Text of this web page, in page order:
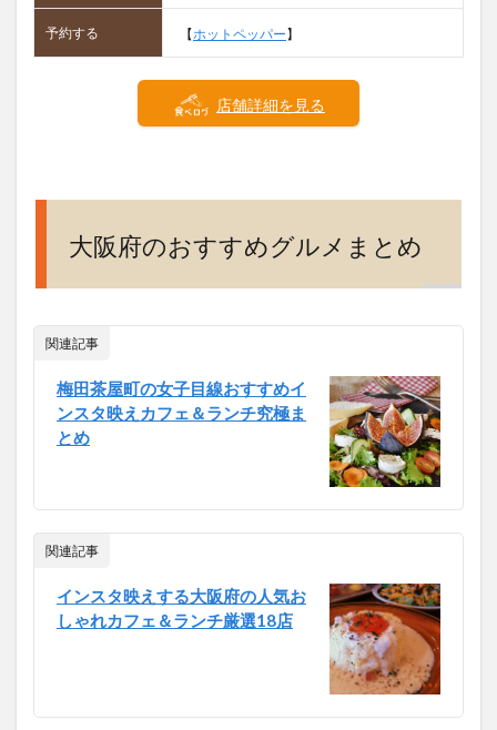
予約する 【ホットペッパー】
店舗詳細を見る
大阪府のおすすめグルメまとめ
関連記事
梅田茶屋町の女子目線おすすめイ
ンスタ映えカフェ＆ランチ究極ま
とめ
関連記事
インスタ映えする大阪府の人気お
しゃれカフェ＆ランチ厳選18店